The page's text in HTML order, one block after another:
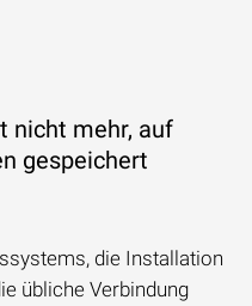
nicht mehr, auf
gespeichert
die Installation
übliche Verbindung